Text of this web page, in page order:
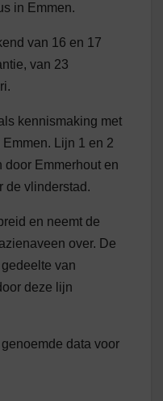
in Emmen.
van 16 en 17
van 23
kennismaking met
Lijn 1 en 2
door Emmerhout en
de vlinderstad.
en neemt de
over. De
van
deze lijn
data voor